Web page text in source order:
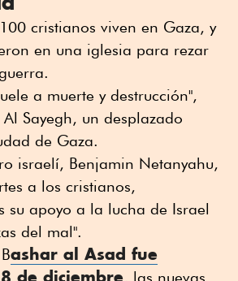
cristianos viven en Gaza, y
en una iglesia para rezar
a muerte y destrucción",
Sayegh, un desplazado
de Gaza.
israelí, Benjamin Netanyahu,
a los cristianos,
su apoyo a la lucha de Israel
del mal".
ashar al Asad fue
de diciembre, las nuevas